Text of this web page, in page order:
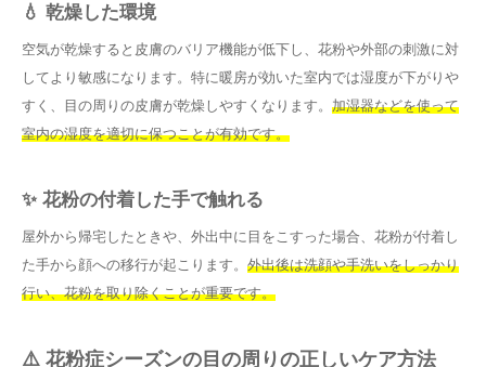
💧 乾燥した環境
空気が乾燥すると皮膚のバリア機能が低下し、花粉や外部の刺激に対
してより敏感になります。特に暖房が効いた室内では湿度が下がりや
すく、目の周りの皮膚が乾燥しやすくなります。 加湿器などを使って
室内の湿度を適切に保つことが有効です。
✨ 花粉の付着した手で触れる
屋外から帰宅したときや、外出中に目をこすった場合、花粉が付着し
た手から顔への移行が起こります。 外出後は洗顔や手洗いをしっかり
行い、花粉を取り除くことが重要です。
⚠️ 花粉症シーズンの目の周りの正しいケア方法